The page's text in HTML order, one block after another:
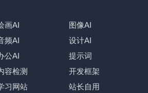
画AI
图像AI
频AI
设计AI
公AI
提示词
容检测
开发框架
习网站 站长自用